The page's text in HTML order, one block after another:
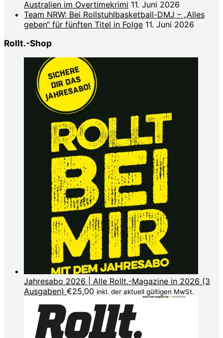
Australien im Overtimekrimi 11. Juni 2026
Team NRW: Bei Rollstuhlbasketball-DMJ – „Alles
geben“ für fünften Titel in Folge 11. Juni 2026
Rollt.-Shop
Jahresabo 2026 | Alle Rollt.-Magazine in 2026 (3
Ausgaben) €25,00 inkl. der aktuell gültigen MwSt.